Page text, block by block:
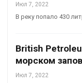
Июл 7, 2022
В реку попало 430
British
морском
Июл 7, 2022